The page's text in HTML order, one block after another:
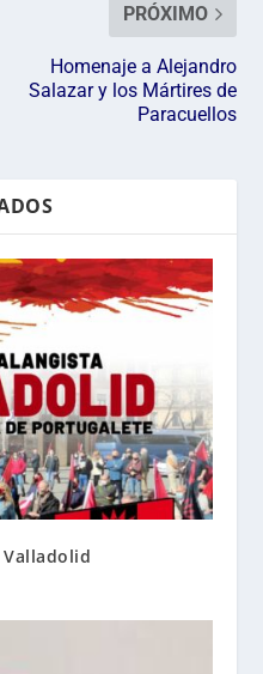
PRÓXIMO
Homenaje a Alejandro
Salazar y los Mártires de
Paracuellos